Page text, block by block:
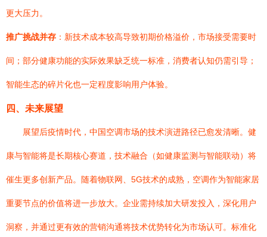
更大压力。
推广挑战并存 ：新技术成本较高导致初期价格溢价，市场接受需要时
间；部分健康功能的实际效果缺乏统一标准，消费者认知仍需引导；
智能生态的碎片化也一定程度影响用户体验。
四、未来展望
展望后疫情时代，中国空调市场的技术演进路径已愈发清晰。健
康与智能将是长期核心赛道，技术融合（如健康监测与智能联动）将
催生更多创新产品。随着物联网、5G技术的成熟，空调作为智能家居
重要节点的价值将进一步放大。企业需持续加大研发投入，深化用户
洞察，并通过更有效的营销沟通将技术优势转化为市场认可。标准化